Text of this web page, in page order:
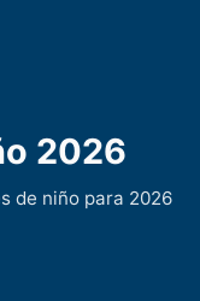
2026
de niño para 2026